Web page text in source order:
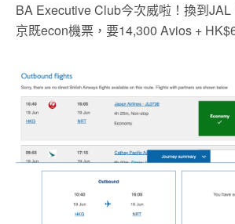
BA Executive Club今次威啦！換到
京既econ機票，要14,300 Avios +